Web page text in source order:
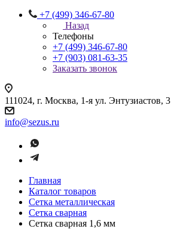
+7 (499) 346-67-80
Назад
Телефоны
+7 (499) 346-67-80
+7 (903) 081-63-35
Заказать звонок
111024, г. Москва, 1-я ул. Энтузиастов, 3
info@sezus.ru
Главная
Каталог товаров
Сетка металлическая
Сетка сварная
Сетка сварная 1,6 мм